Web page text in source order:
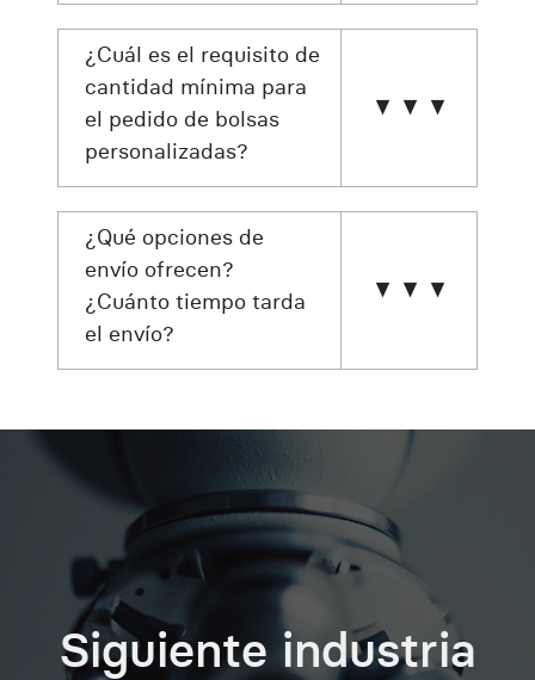
¿Cuál es el requisito de
cantidad mínima para
el pedido de bolsas
personalizadas?
¿Qué opciones de
envío ofrecen?
¿Cuánto tiempo tarda
el envío?
Siguiente industria